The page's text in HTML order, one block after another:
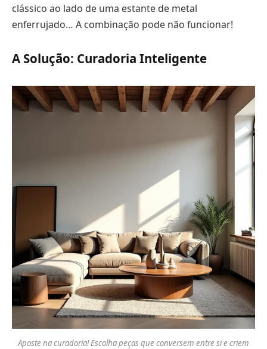
clássico ao lado de uma estante de metal
enferrujado… A combinação pode não funcionar!
A Solução: Curadoria Inteligente
Aposte na curadoria! Escolha peças que conversem entre si e criem